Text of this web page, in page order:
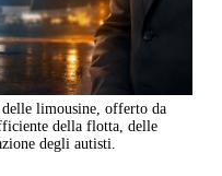
limousine, offerto da
della flotta, delle
degli autisti.